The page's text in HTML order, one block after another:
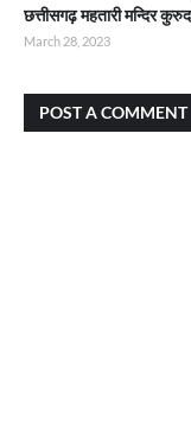
छत्तीसगढ़ महतारी मन्दिर
March 28, 2023
POST A COMMENT